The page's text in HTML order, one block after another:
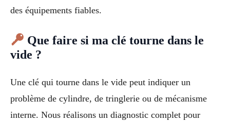
des équipements fiables.
Que faire si ma clé tourne dans le
vide ?
Une clé qui tourne dans le vide peut indiquer un
problème de cylindre, de tringlerie ou de mécanisme
interne. Nous réalisons un diagnostic complet pour